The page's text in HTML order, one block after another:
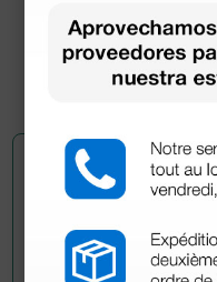
341,70 €402,00 €
(Precio sin IVA)